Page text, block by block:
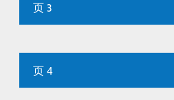
页 3
页 4